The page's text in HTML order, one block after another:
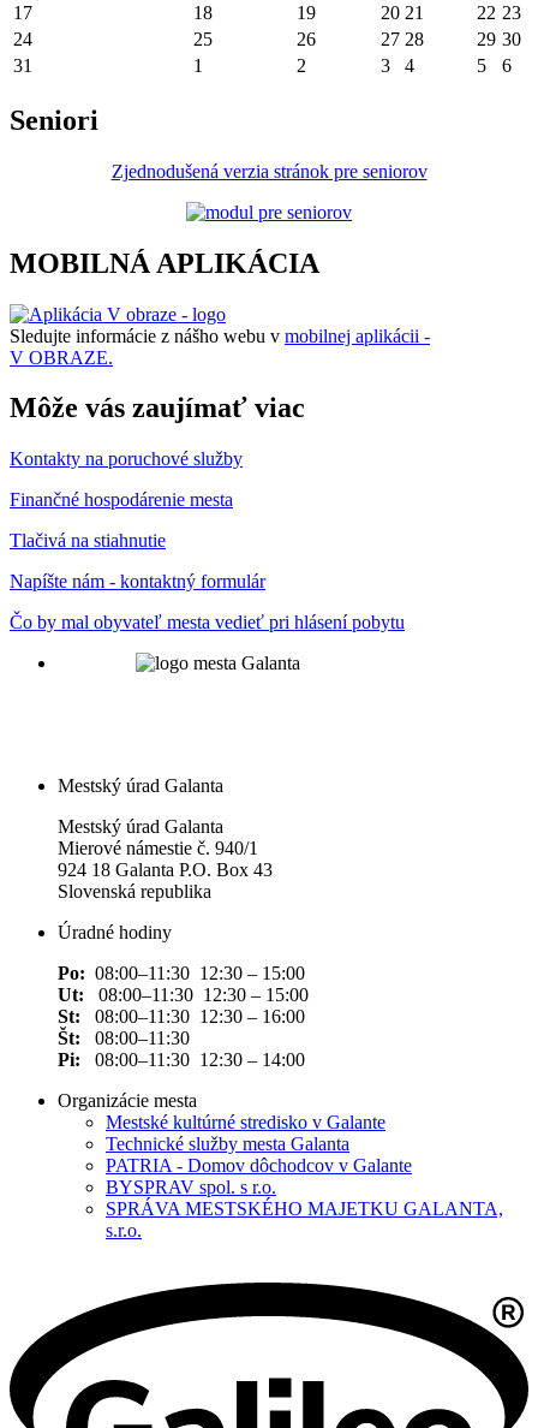
17
18 19 20 21 22 23
24
25 26 27 28 29 30
31
1 2 3 4 5 6
Seniori
Zjednodušená verzia stránok pre seniorov
MOBILNÁ APLIKÁCIA
Sledujte informácie z nášho webu v mobilnej aplikácii -
V OBRAZE.
Môže vás zaujímať viac
Kontakty na poruchové služby
Finančné hospodárenie mesta
Tlačivá na stiahnutie
Napíšte nám - kontaktný formulár
Čo by mal obyvateľ mesta vedieť pri hlásení pobytu
Mestský úrad Galanta
Mestský úrad Galanta
Mierové námestie č. 940/1
924 18 Galanta P.O. Box 43
Slovenská republika
Úradné hodiny
Po: 08:00–11:30 12:30 – 15:00
Ut: 08:00–11:30 12:30 – 15:00
St: 08:00–11:30 12:30 – 16:00
Št: 08:00–11:30
Pi: 08:00–11:30 12:30 – 14:00
Organizácie mesta
Mestské kultúrné stredisko v Galante
Technické služby mesta Galanta
PATRIA - Domov dôchodcov v Galante
BYSPRAV spol. s r.o.
SPRÁVA MESTSKÉHO MAJETKU GALANTA,
s.r.o.